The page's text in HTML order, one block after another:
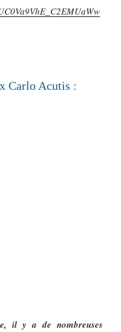
Carlo Acutis :
il y a de nombreuses